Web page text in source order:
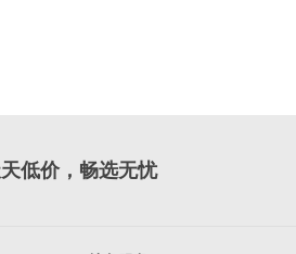
低价，畅选无忧